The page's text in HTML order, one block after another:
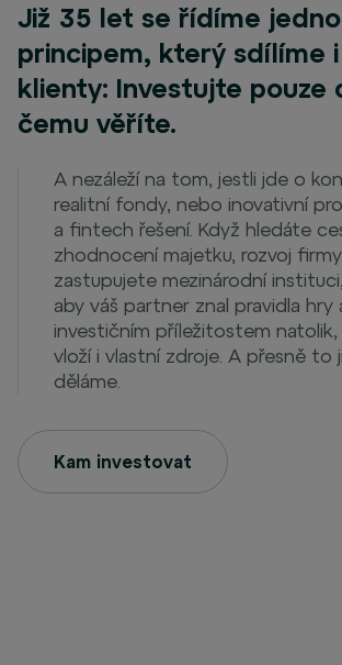
Již 35 let se řídíme
principem, který sdílíme i
klienty: Investujte pouze
čemu věříte.
A nezáleží na tom, jestli jde o
realitní fondy, nebo inovativní
a fintech řešení. Když hledáte
zhodnocení majetku, rozvoj
zastupujete mezinárodní
aby váš partner znal pravidla hry
investičním příležitostem
vloží i vlastní zdroje. A přesně to
děláme.
Kam investovat